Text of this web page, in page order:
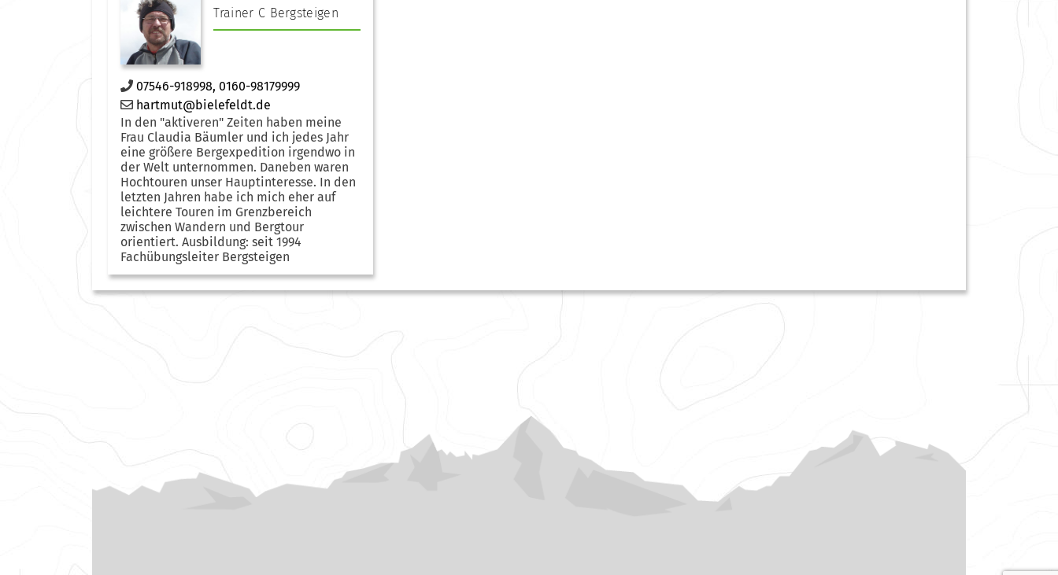
Trainer C Bergsteigen
07546-918998, 0160-98179999
hartmut@bielefeldt.de
In den "aktiveren" Zeiten haben meine
Frau Claudia Bäumler und ich jedes Jahr
eine größere Bergexpedition irgendwo in
der Welt unternommen. Daneben waren
Hochtouren unser Hauptinteresse. In den
letzten Jahren habe ich mich eher auf
leichtere Touren im Grenzbereich
zwischen Wandern und Bergtour
orientiert. Ausbildung: seit 1994
Fachübungsleiter Bergsteigen